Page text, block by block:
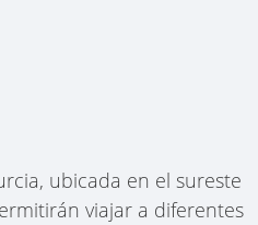
ubicada en el sureste
viajar a diferentes